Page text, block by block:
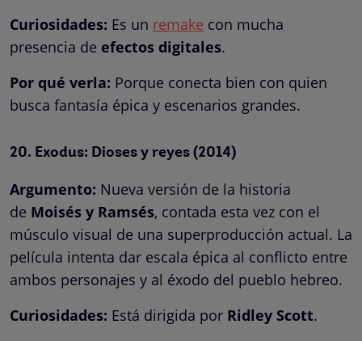
Curiosidades: Es un remake con mucha
presencia de efectos digitales.
Por qué verla: Porque conecta bien con quien
busca fantasía épica y escenarios grandes.
20. Exodus: Dioses y reyes (2014)
Argumento: Nueva versión de la historia
de Moisés y Ramsés, contada esta vez con el
músculo visual de una superproducción actual. La
película intenta dar escala épica al conflicto entre
ambos personajes y al éxodo del pueblo hebreo.
Curiosidades: Está dirigida por Ridley Scott.